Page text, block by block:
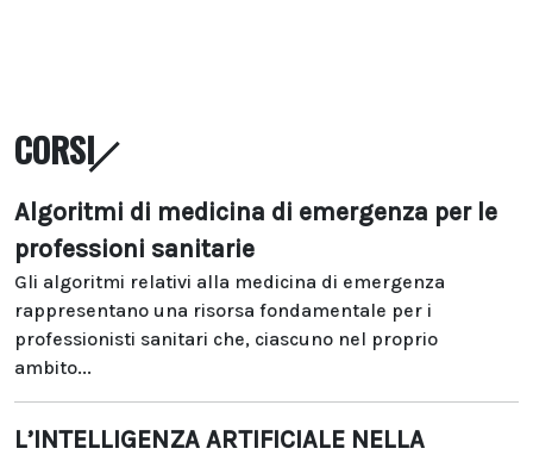
CORSI
Algoritmi di medicina di emergenza per le
professioni sanitarie
Gli algoritmi relativi alla medicina di emergenza
rappresentano una risorsa fondamentale per i
professionisti sanitari che, ciascuno nel proprio
ambito...
L’INTELLIGENZA ARTIFICIALE NELLA